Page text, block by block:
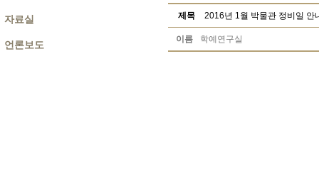
자료실
언론보도
제목 2016년 1월 박물관 정비일 안
이름 학예연구실